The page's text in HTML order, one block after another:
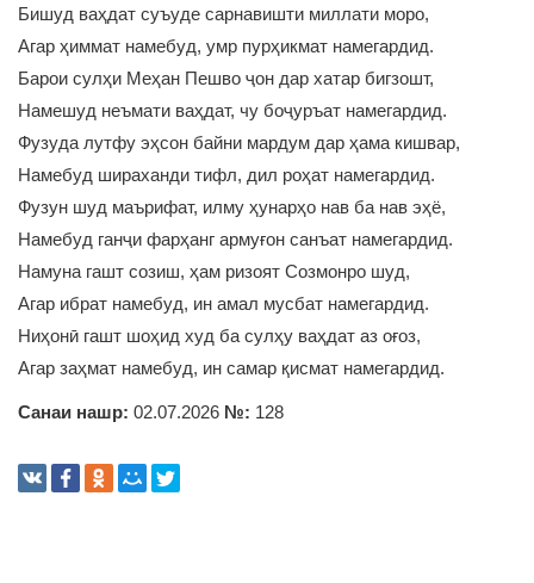
Бишуд ваҳдат суъуде сарнавишти миллати моро,
Агар ҳиммат намебуд, умр пурҳикмат намегардид.
Барои сулҳи Меҳан Пешво ҷон дар хатар бигзошт,
Намешуд неъмати ваҳдат, чу боҷуръат намегардид.
Фузуда лутфу эҳсон байни мардум дар ҳама кишвар,
Намебуд шираханди тифл, дил роҳат намегардид.
Фузун шуд маърифат, илму ҳунарҳо нав ба нав эҳё,
Намебуд ганҷи фарҳанг армуғон санъат намегардид.
Намуна гашт созиш, ҳам ризоят Созмонро шуд,
Агар ибрат намебуд, ин амал мусбат намегардид.
Ниҳонӣ гашт шоҳид худ ба сулҳу ваҳдат аз оғоз,
Агар заҳмат намебуд, ин самар қисмат намегардид.
Санаи нашр: 02.07.2026 №: 128